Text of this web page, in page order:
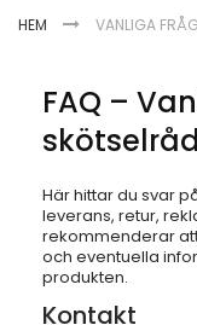
HEM VANLIGA
FAQ –
skötselråd
Här hittar du svar
leverans, retur,
rekommenderar
och eventuella
produkten.
Kontakt